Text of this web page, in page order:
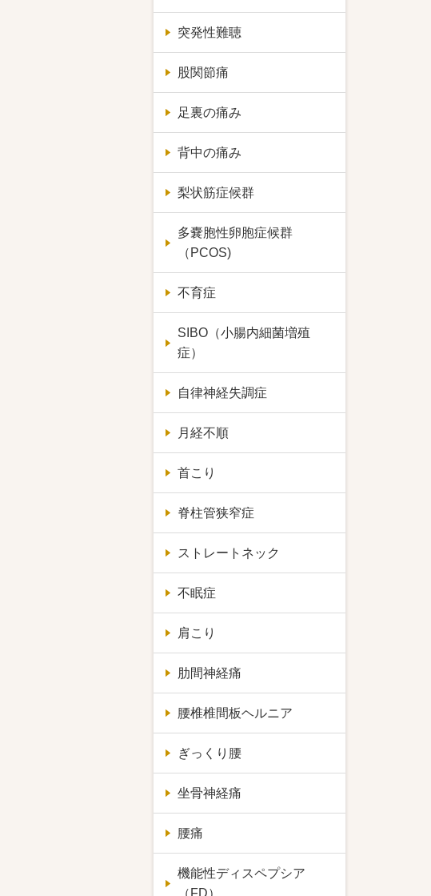
突発性難聴
股関節痛
足裏の痛み
背中の痛み
梨状筋症候群
多嚢胞性卵胞症候群
（PCOS)
不育症
SIBO（小腸内細菌増殖
症）
自律神経失調症
月経不順
首こり
脊柱管狭窄症
ストレートネック
不眠症
肩こり
肋間神経痛
腰椎椎間板ヘルニア
ぎっくり腰
坐骨神経痛
腰痛
機能性ディスペプシア
（FD）